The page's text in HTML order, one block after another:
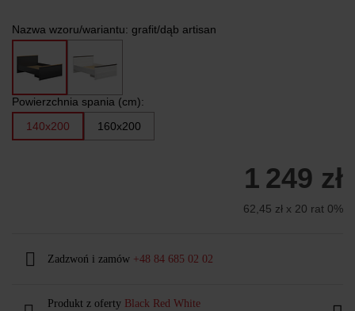
Nazwa wzoru/wariantu: grafit/dąb artisan
Powierzchnia spania (cm):
140x200
160x200
1 249 zł
62,45 zł x 20 rat 0%
Zadzwoń i zamów +48 84 685 02 02
Produkt z oferty Black Red White